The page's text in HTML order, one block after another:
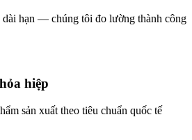
hạn — chúng tôi đo lường thành công
hiệp
sản xuất theo tiêu chuẩn quốc tế